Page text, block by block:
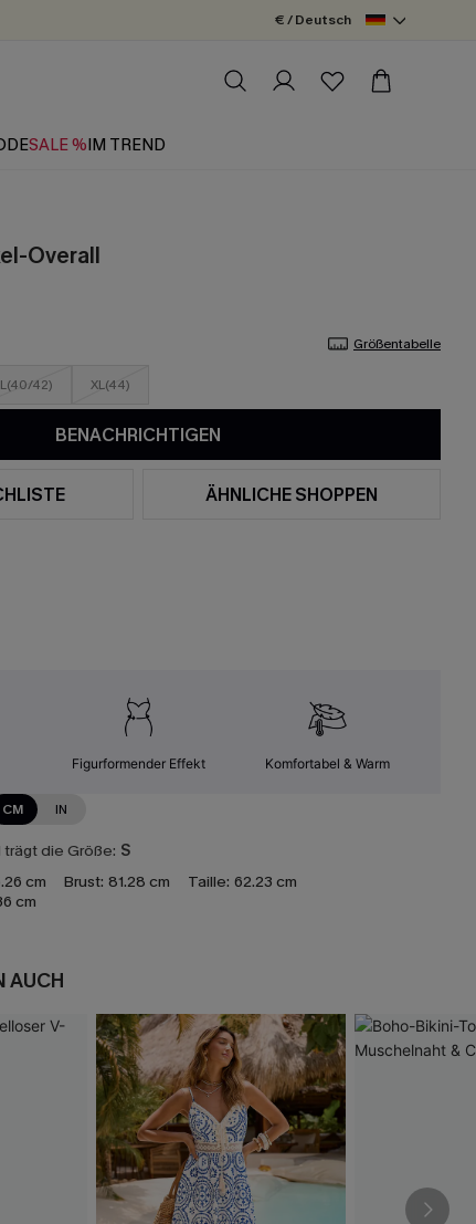
€ / Deutsch
SALE %IM TREND
Overall
Größentabelle
L(40/42) XL(44)
BENACHRICHTIGEN
ÄHNLICHE SHOPPEN
Figurformender Effekt Komfortabel & Warm
CM IN
die Größe: S
cm Brust: 81.28 cm Taille: 62.23 cm
cm
AUCH